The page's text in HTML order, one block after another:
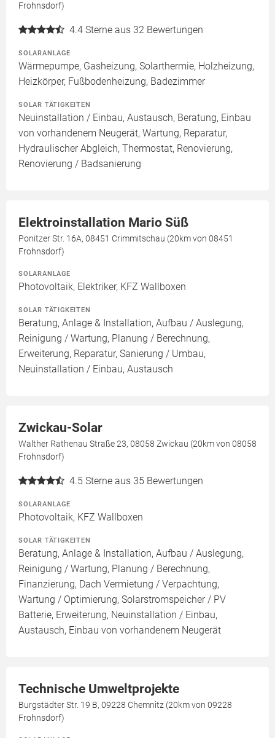
Frohnsdorf)
4.4 Sterne aus 32 Bewertungen
SOLARANLAGE
Wärmepumpe, Gasheizung, Solarthermie, Holzheizung,
Heizkörper, Fußbodenheizung, Badezimmer
SOLAR TÄTIGKEITEN
Neuinstallation / Einbau, Austausch, Beratung, Einbau
von vorhandenem Neugerät, Wartung, Reparatur,
Hydraulischer Abgleich, Thermostat, Renovierung,
Renovierung / Badsanierung
Elektroinstallation Mario Süß
Ponitzer Str. 16A, 08451 Crimmitschau (20km von 08451
Frohnsdorf)
SOLARANLAGE
Photovoltaik, Elektriker, KFZ Wallboxen
SOLAR TÄTIGKEITEN
Beratung, Anlage & Installation, Aufbau / Auslegung,
Reinigung / Wartung, Planung / Berechnung,
Erweiterung, Reparatur, Sanierung / Umbau,
Neuinstallation / Einbau, Austausch
Zwickau-Solar
Walther Rathenau Straße 23, 08058 Zwickau (20km von 08058
Frohnsdorf)
4.5 Sterne aus 35 Bewertungen
SOLARANLAGE
Photovoltaik, KFZ Wallboxen
SOLAR TÄTIGKEITEN
Beratung, Anlage & Installation, Aufbau / Auslegung,
Reinigung / Wartung, Planung / Berechnung,
Finanzierung, Dach Vermietung / Verpachtung,
Wartung / Optimierung, Solarstromspeicher / PV
Batterie, Erweiterung, Neuinstallation / Einbau,
Austausch, Einbau von vorhandenem Neugerät
Technische Umweltprojekte
Burgstädter Str. 19 B, 09228 Chemnitz (20km von 09228
Frohnsdorf)